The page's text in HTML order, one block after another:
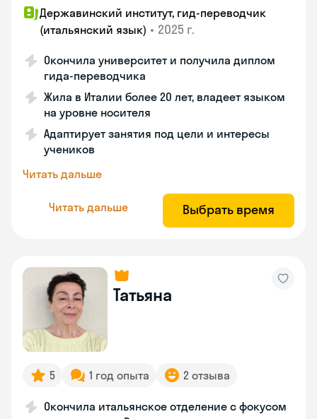
Державинский институт, гид-переводчик
(итальянский язык) • 2025 г.
Окончила университет и получила диплом
гида-переводчика
Жила в Италии более 20 лет, владеет языком
на уровне носителя
Адаптирует занятия под цели и интересы
учеников
Читать дальше
Читать дальше Выбрать время
Татьяна
5 1 год опыта 2 отзыва
Окончила итальянское отделение с фокусом